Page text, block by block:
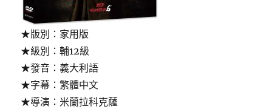
★版別：家用版
★級別：輔12級
★發音：義大利語
★字幕：繁體中文
★導演：米蘭拉科克薩